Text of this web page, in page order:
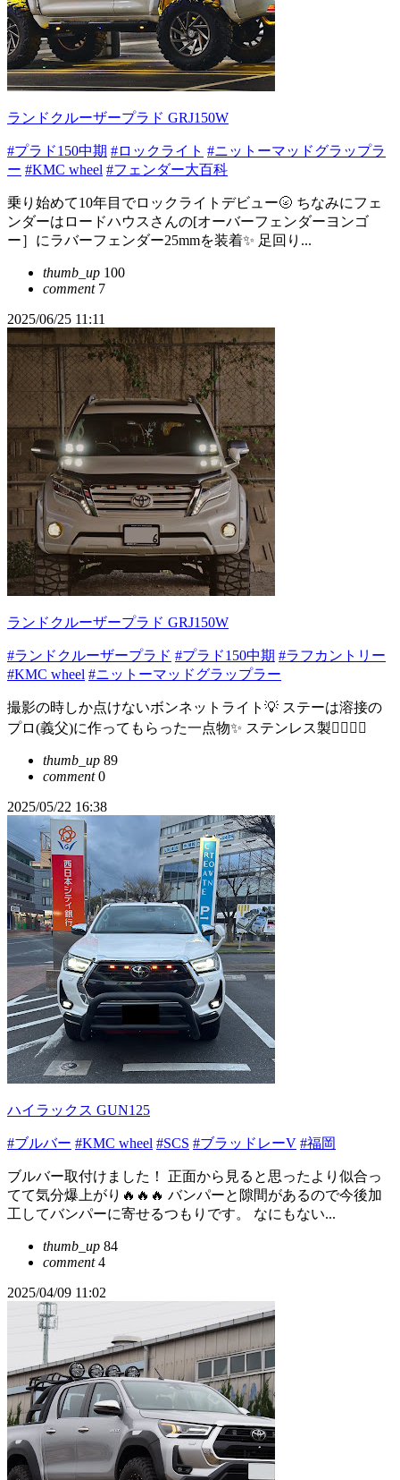
ランドクルーザープラド GRJ150W
#プラド150中期 #ロックライト #ニットーマッドグラップラ
ー #KMC wheel #フェンダー大百科
乗り始めて10年目でロックライトデビュー🌝 ちなみにフェ
ンダーはロードハウスさんの[オーバーフェンダーヨンゴ
ー］にラバーフェンダー25mmを装着✨ 足回り...
thumb_up 100
comment7
2025/06/25 11:11
ランドクルーザープラド GRJ150W
#ランドクルーザープラド #プラド150中期 #ラフカントリー
#KMC wheel #ニットーマッドグラップラー
撮影の時しか点けないボンネットライト💡 ステーは溶接の
プロ(義父)に作ってもらった一点物✨ ステンレス製❤️‍🔥❤️‍🔥
thumb_up 89
comment0
2025/05/22 16:38
ハイラックス GUN125
#ブルバー #KMC wheel #SCS #ブラッドレーV #福岡
ブルバー取付けました！ 正面から見ると思ったより似合っ
てて気分爆上がり🔥🔥🔥 バンパーと隙間があるので今後加
工してバンパーに寄せるつもりです。 なにもない...
thumb_up 84
comment4
2025/04/09 11:02